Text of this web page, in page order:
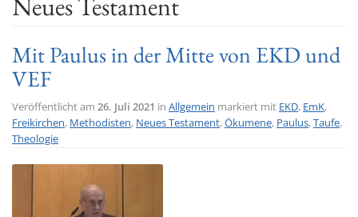
o
Mit Paulus in der Mitte von EKD und
VEF
Veröffentlicht am 26. Juli 2021 in Allgemein markiert mit EKD, EmK,
Freikirchen, Methodisten, Neues Testament,Ökumene, Paulus,Taufe,
Theologie